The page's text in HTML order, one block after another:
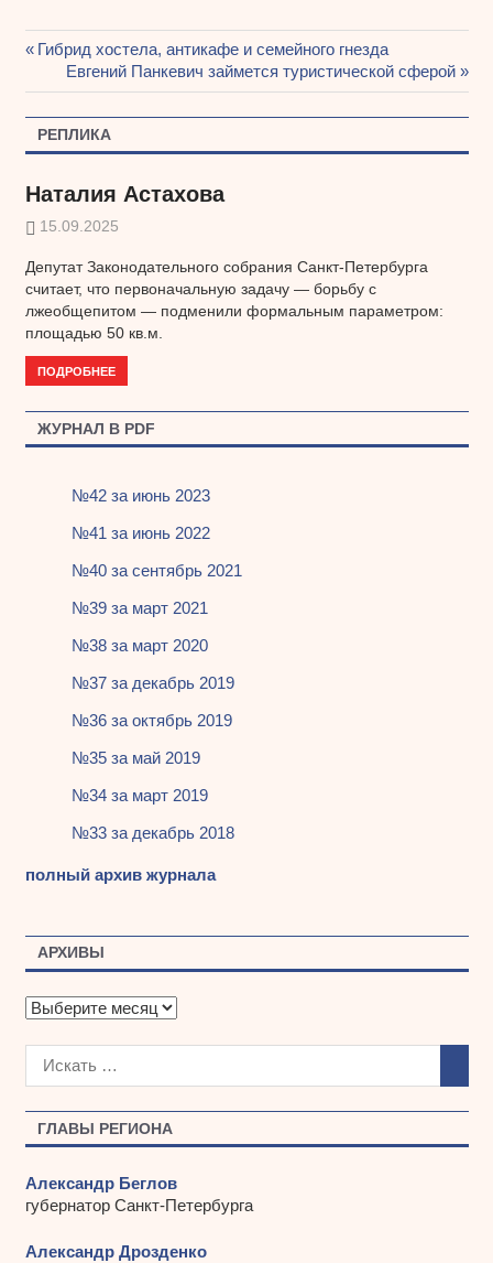
Навигация
записям
Предыдущая
запись:
Гибрид хостела, антикафе и семейного гнезда
Следующая
запись:
Евгений Панкевич займется туристической сферой
ГЛАВЫ РЕГИОНА
Александр Беглов
губернатор Санкт-Петербурга
Александр Дрозденко
РЕПЛИКА
Наталия Астахова
15.09.2025
Депутат Законодательного собрания Санкт-Петербурга
считает, что первоначальную задачу — борьбу с
лжеобщепитом — подменили формальным параметром:
площадью 50 кв.м.
ПОДРОБНЕЕ
ЖУРНАЛ В PDF
№42 за июнь 2023
№41 за июнь 2022
№40 за сентябрь 2021
№39 за март 2021
№38 за март 2020
№37 за декабрь 2019
№36 за октябрь 2019
№35 за май 2019
№34 за март 2019
№33 за декабрь 2018
полный архив журнала
АРХИВЫ
А
х
ы